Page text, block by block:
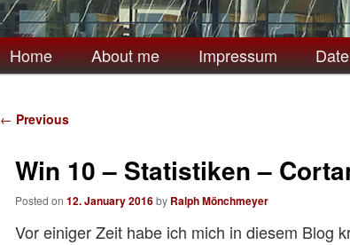
Home About me Impressum
Post
← Previous
Win 10 – Statistiken –
Posted on 12. January 2016by Ralph Mönchmeyer
Vor einiger Zeit habe ich mich in diesem Blog